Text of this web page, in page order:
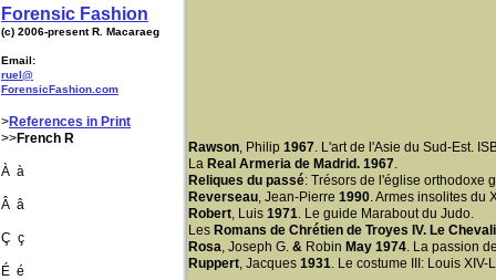
Forensic Fashion
(c) 2006-present R. Macaraeg
Email:
ruel@
ForensicFashion.com
>References in Print
>>French R
À à
Â â
Ç ç
É é
Rawson, Philip 1967. L'art de l'Asie du Sud-Est.
La Real Armeria de Madrid. 1967.
Reliques du passé: Trésors de l'église orthodoxe
Reverseau, Jean-Pierre 1990. Armes insolites du
Robert, Luis 1971. Le guide Marabout du Judo.
Les Romans de Chrétien de Troyes IV. Le
Rosa, Joseph G. & Robin May 1974. La passion
Ruppert, Jacques 1931. Le costume III: Louis XIV-